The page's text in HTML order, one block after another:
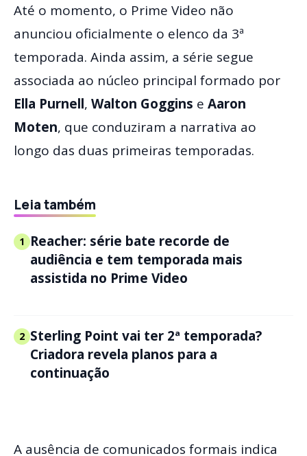
Até o momento, o Prime Video não
anunciou oficialmente o elenco da 3ª
temporada. Ainda assim, a série segue
associada ao núcleo principal formado por
Ella Purnell, Walton Goggins e Aaron
Moten, que conduziram a narrativa ao
longo das duas primeiras temporadas.
Leia também
1 Reacher: série bate recorde de
audiência e tem temporada mais
assistida no Prime Video
2 Sterling Point vai ter 2ª temporada?
Criadora revela planos para a
continuação
A ausência de comunicados formais indica